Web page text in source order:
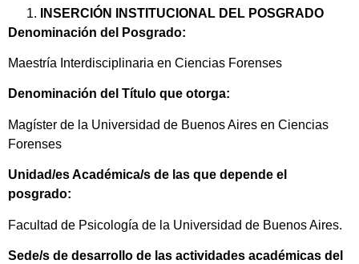
INSERCIÓN INSTITUCIONAL DEL POSGRADO
Denominación del Posgrado:
Maestría Interdisciplinaria en Ciencias Forenses
Denominación del Título que otorga:
Magíster de la Universidad de Buenos Aires en Ciencias
Forenses
Unidad/es Académica/s de las que depende el
posgrado:
Facultad de Psicología de la Universidad de Buenos Aires.
Sede/s de desarrollo de las actividades académicas del